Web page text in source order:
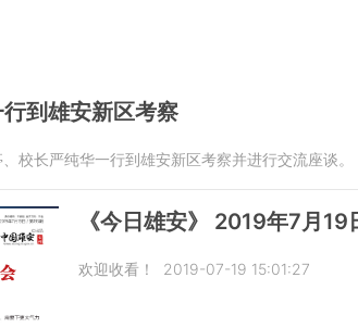
到雄安新区考察
校长严纯华一行到雄安新区考察并进行交流座谈。
《今日雄安》 2019年7月19
欢迎收看！ 2019-07-19 15:01:27